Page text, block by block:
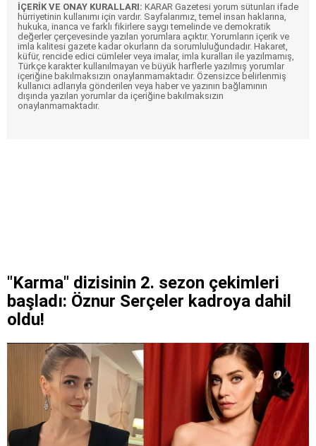
İÇERİK VE ONAY KURALLARI: KARAR Gazetesi yorum sütunları ifade
hürriyetinin kullanımı için vardır. Sayfalarımız, temel insan haklarına,
hukuka, inanca ve farklı fikirlere saygı temelinde ve demokratik
değerler çerçevesinde yazılan yorumlara açıktır. Yorumların içerik ve
imla kalitesi gazete kadar okurların da sorumluluğundadır. Hakaret,
küfür, rencide edici cümleler veya imalar, imla kuralları ile yazılmamış,
Türkçe karakter kullanılmayan ve büyük harflerle yazılmış yorumlar
içeriğine bakılmaksızın onaylanmamaktadır. Özensizce belirlenmiş
kullanıcı adlarıyla gönderilen veya haber ve yazının bağlamının
dışında yazılan yorumlar da içeriğine bakılmaksızın
onaylanmamaktadır.
"Karma" dizisinin 2. sezon çekimleri
başladı: Öznur Serçeler kadroya dahil
oldu!